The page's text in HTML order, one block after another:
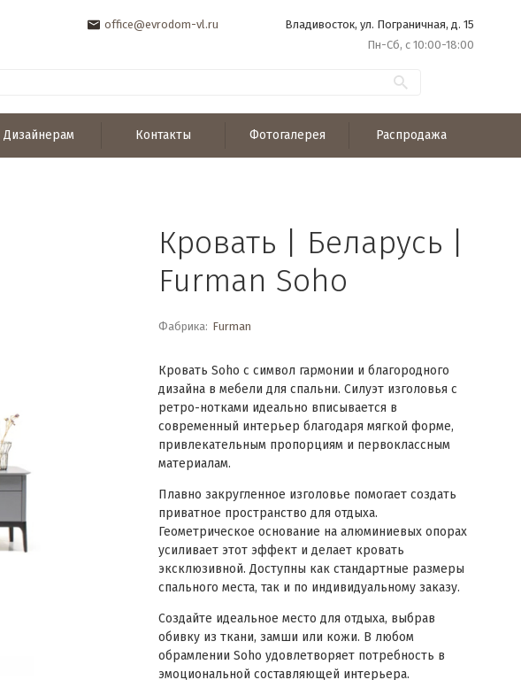
office@evrodom-vl.ru
Владивосток, ул. Пограничная, д. 15
Пн-Сб, с 10:00-18:00
Дизайнерам Контакты Фотогалерея Распродажа
Кровать | Беларусь |
Furman Soho
Фабрика: Furman
Кровать Soho c символ гармонии и благородного
дизайна в мебели для спальни. Силуэт изголовья с
ретро-нотками идеально вписывается в
современный интерьер благодаря мягкой форме,
привлекательным пропорциям и первоклассным
материалам.
Плавно закругленное изголовье помогает создать
приватное пространство для отдыха.
Геометрическое основание на алюминиевых опорах
усиливает этот эффект и делает кровать
эксклюзивной. Доступны как стандартные размеры
спального места, так и по индивидуальному заказу.
Создайте идеальное место для отдыха, выбрав
обивку из ткани, замши или кожи. В любом
обрамлении Soho удовлетворяет потребность в
эмоциональной составляющей интерьера.